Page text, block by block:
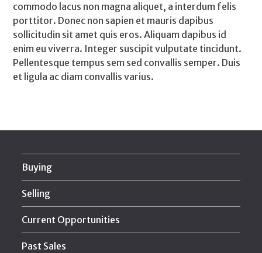
commodo lacus non magna aliquet, a interdum felis
porttitor. Donec non sapien et mauris dapibus
sollicitudin sit amet quis eros. Aliquam dapibus id
enim eu viverra. Integer suscipit vulputate tincidunt.
Pellentesque tempus sem sed convallis semper. Duis
et ligula ac diam convallis varius.
Buying
Selling
Current Opportunities
Past Sales